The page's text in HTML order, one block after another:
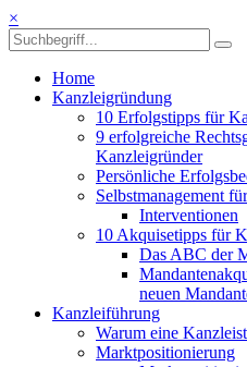
×
Home
Kanzleigründung
10 Erfolgstipps für
9 erfolgreiche
Kanzleigründer
Persönliche
Selbstmanagement
Interventionen
10 Akquisetipps für
Das ABC der
neuen
Kanzleiführung
Warum eine
Marktpositionierung